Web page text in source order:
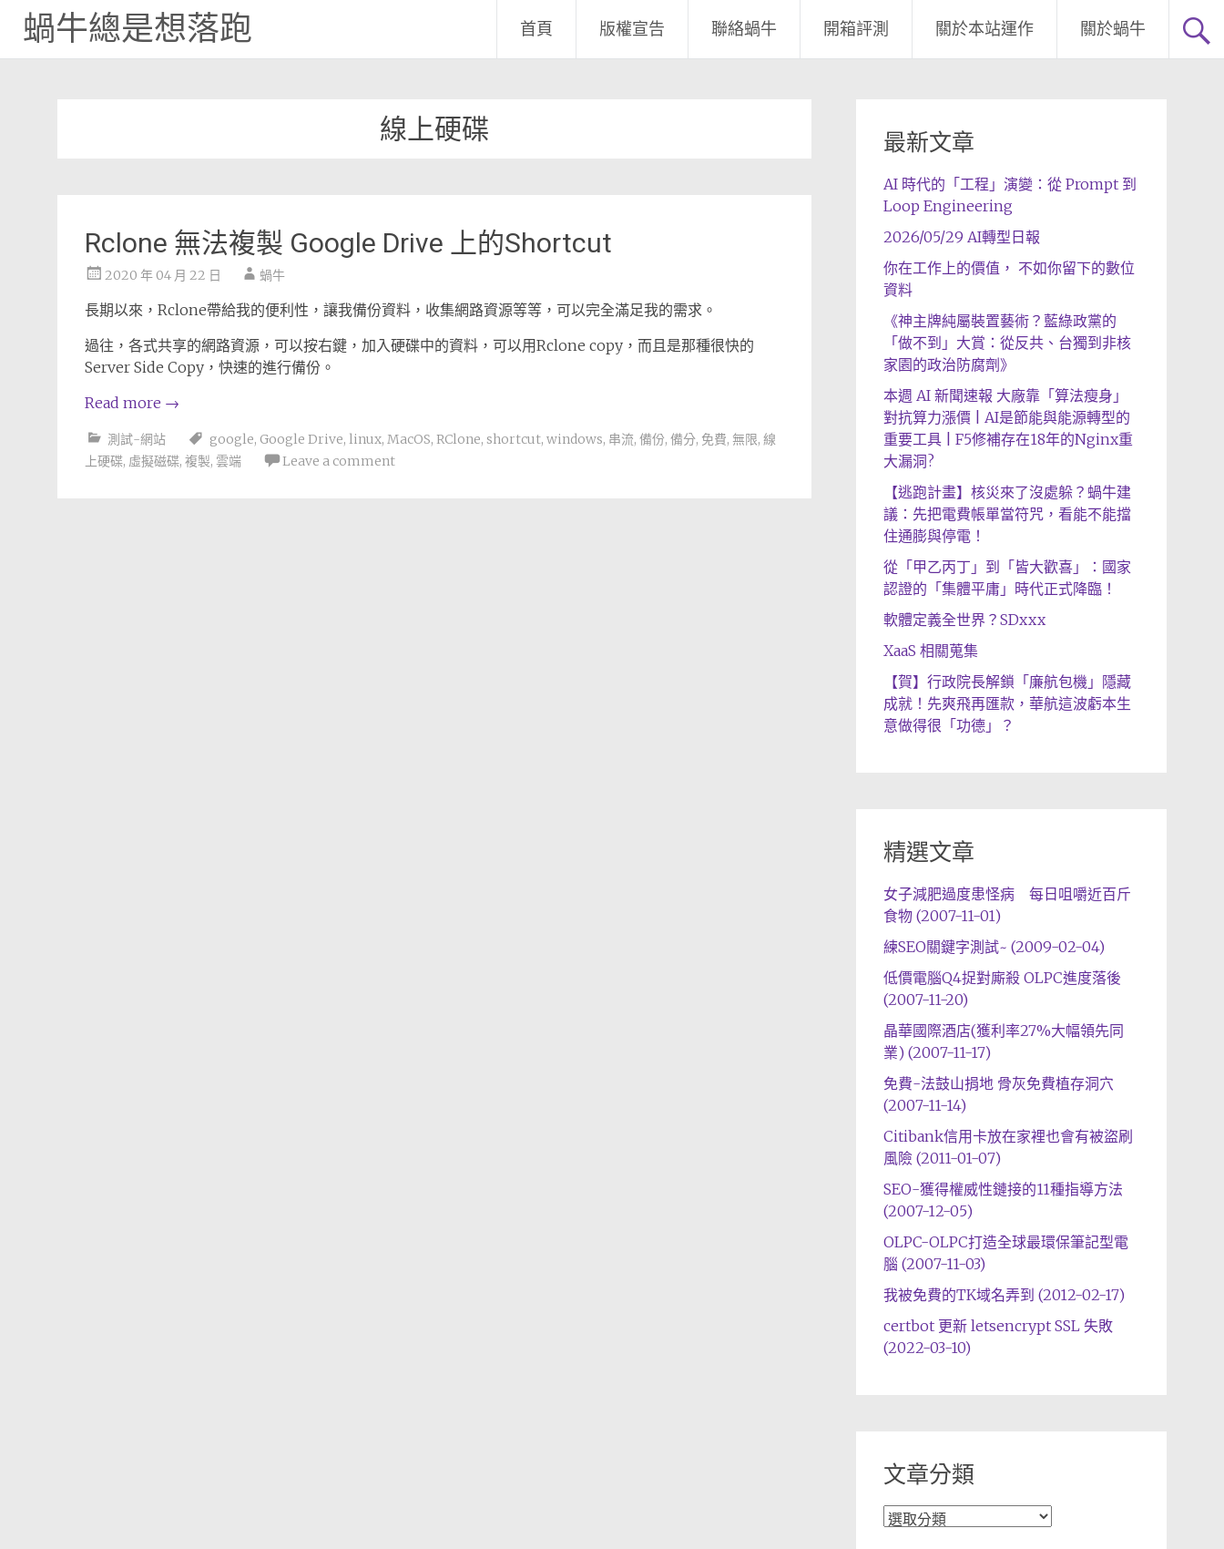
蝸牛總是想落跑 首頁 版權宣告 聯絡蝸牛 開箱評測 關於本站運作 關於蝸牛
線上硬碟
Rclone 無法複製 Google Drive 上的Shortcut
2020 年 04 月 22 日 蝸牛
長期以來，Rclone帶給我的便利性，讓我備份資料，收集網路資源等等，可以完全滿足我的需求。
過往，各式共享的網路資源，可以按右鍵，加入硬碟中的資料，可以用Rclone copy，而且是那種很快的
Server Side Copy，快速的進行備份。
Read more →
測試-網站 google, Google Drive, linux, MacOS, RClone, shortcut, windows, 串流, 備份, 備分, 免費, 無限, 線
上硬碟, 虛擬磁碟, 複製, 雲端 Leave a comment
最新文章
AI 時代的「工程」演變：從 Prompt 到
Loop Engineering
2026/05/29 AI轉型日報
你在工作上的價值， 不如你留下的數位
資料
《神主牌純屬裝置藝術？藍綠政黨的
「做不到」大賞：從反共、台獨到非核
家園的政治防腐劑》
本週 AI 新聞速報 大廠靠「算法瘦身」
對抗算力漲價 | AI是節能與能源轉型的
重要工具 | F5修補存在18年的Nginx重
大漏洞?
【逃跑計畫】核災來了沒處躲？蝸牛建
議：先把電費帳單當符咒，看能不能擋
住通膨與停電！
從「甲乙丙丁」到「皆大歡喜」：國家
認證的「集體平庸」時代正式降臨！
軟體定義全世界？SDxxx
XaaS 相關蒐集
【賀】行政院長解鎖「廉航包機」隱藏
成就！先爽飛再匯款，華航這波虧本生
意做得很「功德」？
精選文章
女子減肥過度患怪病 每日咀嚼近百斤
食物 (2007-11-01)
練SEO關鍵字測試~ (2009-02-04)
低價電腦Q4捉對廝殺 OLPC進度落後
(2007-11-20)
晶華國際酒店(獲利率27%大幅領先同
業) (2007-11-17)
免費-法鼓山捐地 骨灰免費植存洞穴
(2007-11-14)
Citibank信用卡放在家裡也會有被盜刷
風險 (2011-01-07)
SEO-獲得權威性鏈接的11種指導方法
(2007-12-05)
OLPC-OLPC打造全球最環保筆記型電
腦 (2007-11-03)
我被免費的TK域名弄到 (2012-02-17)
certbot 更新 letsencrypt SSL 失敗
(2022-03-10)
文章分類
文